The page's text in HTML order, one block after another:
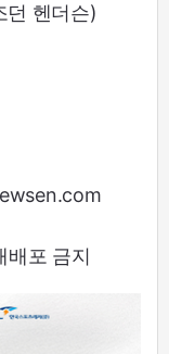
던 헨더슨)
포 금지